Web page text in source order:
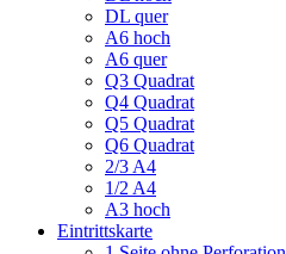
DL quer
A6 hoch
A6 quer
Q3 Quadrat
Q4 Quadrat
Q5 Quadrat
Q6 Quadrat
2/3 A4
1/2 A4
A3 hoch
Eintrittskarte